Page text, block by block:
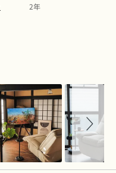
2年